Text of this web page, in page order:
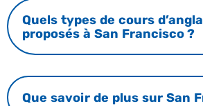
Quels types de cours
proposés à San Francisco ?
Que savoir de plus sur San